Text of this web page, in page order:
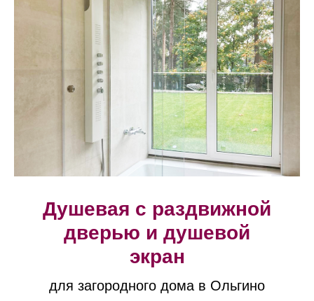
Душевая с раздвижной
дверью и душевой
экран
для загородного дома в Ольгино